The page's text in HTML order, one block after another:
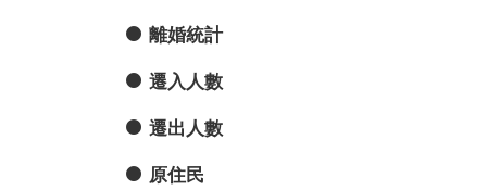
離婚統計
遷入人數
遷出人數
原住民